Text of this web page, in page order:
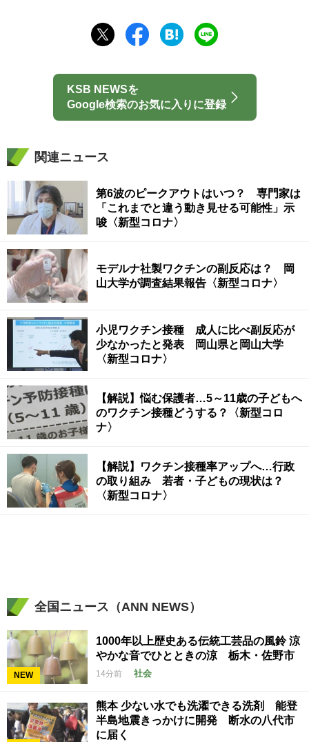
KSB NEWSを
Google検索のお気に入りに登録
関連ニュース
第6波のピークアウトはいつ？ 専門家は
「これまでと違う動き見せる可能性」示
唆〈新型コロナ〉
モデルナ社製ワクチンの副反応は？ 岡
山大学が調査結果報告〈新型コロナ〉
小児ワクチン接種 成人に比べ副反応が
少なかったと発表 岡山県と岡山大学
〈新型コロナ〉
【解説】悩む保護者…5～11歳の子どもへ
のワクチン接種どうする？〈新型コロ
ナ〉
【解説】ワクチン接種率アップへ…行政
の取り組み 若者・子どもの現状は？
〈新型コロナ〉
全国ニュース（ANN NEWS）
NEW
1000年以上歴史ある伝統工芸品の風鈴 涼
やかな音でひとときの涼 栃木・佐野市
14分前 社会
熊本 少ない水でも洗濯できる洗剤 能登
半島地震きっかけに開発 断水の八代市
に届く